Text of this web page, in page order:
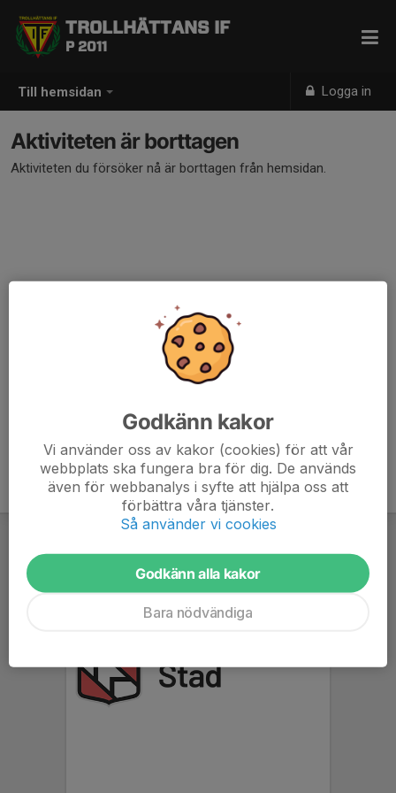
Till hemsidan Logga in
TROLLHÄTTANS IF
P 2011
Aktiviteten är borttagen
Aktiviteten du försöker nå är borttagen från hemsidan.
Godkänn kakor
Vi använder oss av kakor (cookies) för att vår
webbplats ska fungera bra för dig. De används
även för webbanalys i syfte att hjälpa oss att
förbättra våra tjänster.
Så använder vi cookies
Godkänn alla kakor
Bara nödvändiga